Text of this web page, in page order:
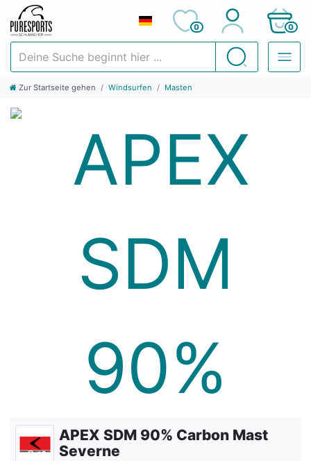
Suchen
0 0
Zur Startseite gehen Windsurfen Masten
APEX SDM 90% Carbon Mast
Severne